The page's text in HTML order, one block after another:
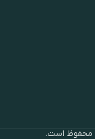
محفوظ است.